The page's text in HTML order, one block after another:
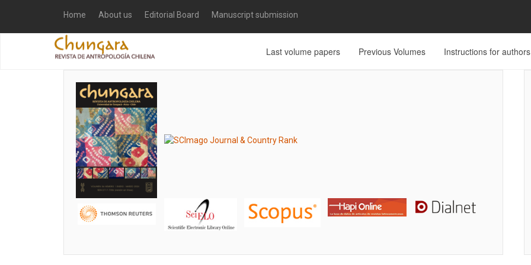
Home About us Editorial Board Manuscript submission
Last volume papers Previous Volumes Instructions for authors